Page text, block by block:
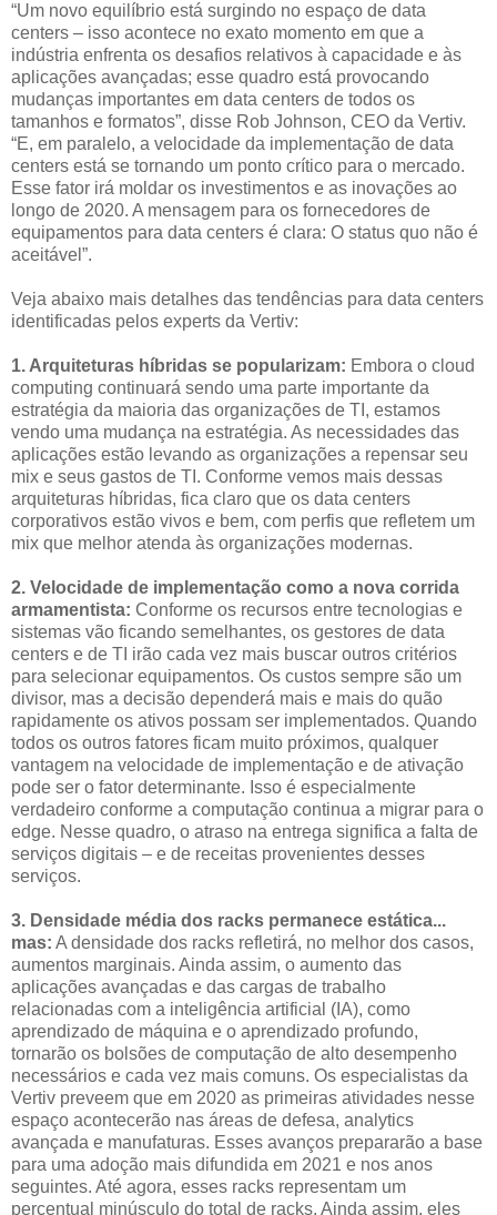
“Um novo equilíbrio está surgindo no espaço de data
centers – isso acontece no exato momento em que a
indústria enfrenta os desafios relativos à capacidade e às
aplicações avançadas; esse quadro está provocando
mudanças importantes em data centers de todos os
tamanhos e formatos”, disse Rob Johnson, CEO da Vertiv.
“E, em paralelo, a velocidade da implementação de data
centers está se tornando um ponto crítico para o mercado.
Esse fator irá moldar os investimentos e as inovações ao
longo de 2020. A mensagem para os fornecedores de
equipamentos para data centers é clara: O status quo não é
aceitável”.
Veja abaixo mais detalhes das tendências para data centers
identificadas pelos experts da Vertiv:
1. Arquiteturas híbridas se popularizam: Embora o cloud
computing continuará sendo uma parte importante da
estratégia da maioria das organizações de TI, estamos
vendo uma mudança na estratégia. As necessidades das
aplicações estão levando as organizações a repensar seu
mix e seus gastos de TI. Conforme vemos mais dessas
arquiteturas híbridas, fica claro que os data centers
corporativos estão vivos e bem, com perfis que refletem um
mix que melhor atenda às organizações modernas.
2. Velocidade de implementação como a nova corrida
armamentista: Conforme os recursos entre tecnologias e
sistemas vão ficando semelhantes, os gestores de data
centers e de TI irão cada vez mais buscar outros critérios
para selecionar equipamentos. Os custos sempre são um
divisor, mas a decisão dependerá mais e mais do quão
rapidamente os ativos possam ser implementados. Quando
todos os outros fatores ficam muito próximos, qualquer
vantagem na velocidade de implementação e de ativação
pode ser o fator determinante. Isso é especialmente
verdadeiro conforme a computação continua a migrar para o
edge. Nesse quadro, o atraso na entrega significa a falta de
serviços digitais – e de receitas provenientes desses
serviços.
3. Densidade média dos racks permanece estática...
mas: A densidade dos racks refletirá, no melhor dos casos,
aumentos marginais. Ainda assim, o aumento das
aplicações avançadas e das cargas de trabalho
relacionadas com a inteligência artificial (IA), como
aprendizado de máquina e o aprendizado profundo,
tornarão os bolsões de computação de alto desempenho
necessários e cada vez mais comuns. Os especialistas da
Vertiv preveem que em 2020 as primeiras atividades nesse
espaço acontecerão nas áreas de defesa, analytics
avançada e manufaturas. Esses avanços prepararão a base
para uma adoção mais difundida em 2021 e nos anos
seguintes. Até agora, esses racks representam um
percentual minúsculo do total de racks. Ainda assim, eles